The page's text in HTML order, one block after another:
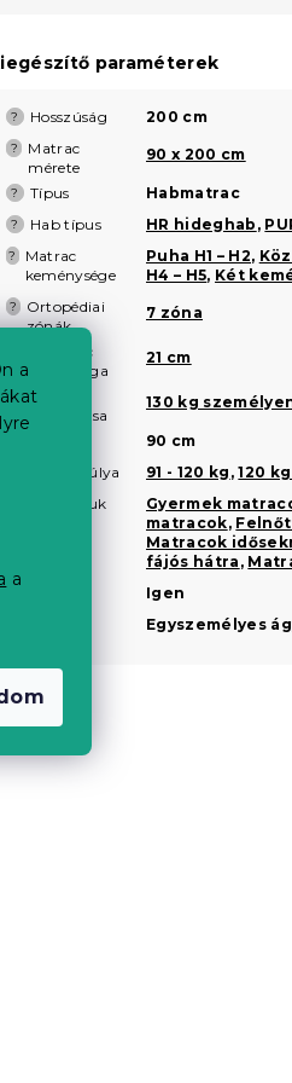
a
a
paraméterek
? Hosszúság 200 cm
?
Matrac
mérete
90 x 200 cm
? Típus Habmatrac
? Hab típus HR hideghab ,
?
Matrac
keménysége
Puha H1 – H2,
H4 – H5, Két
?
Ortopédiai
zónák
7 zóna
A matrac
magassága
21 cm
? Matrac
teherbírása
130 kg
90 cm
Az Ön súlya 91 - 120 kg ,120
Javasoljuk Gyermek
matracok,
Matracok
fájós hátra ,
Kétoldalas
Igen
Egyszemélyes